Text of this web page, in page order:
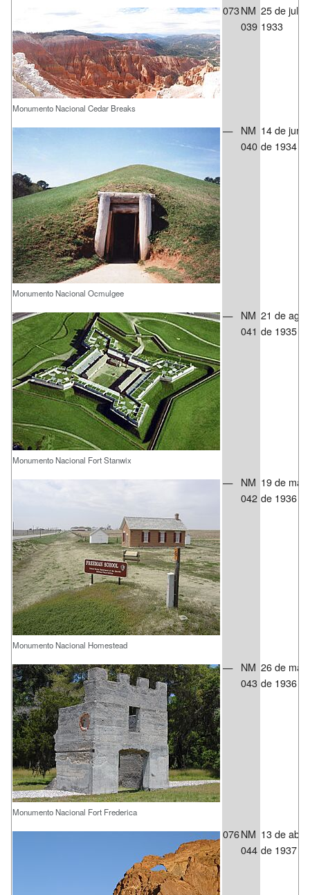
Monumento Nacional Cedar Breaks
073NM
039
25 de julio
1933
Monumento Nacional Ocmulgee
—
NM
040
14 de junio
de 1934
Monumento Nacional Fort Stanwix
—
NM
041
21 de
de 1935
Monumento Nacional Homestead
—
NM
042
19 de
de 1936
Monumento Nacional Fort Frederica
—
NM
043
26 de
de 1936
076NM
044
13 de abril
de 1937